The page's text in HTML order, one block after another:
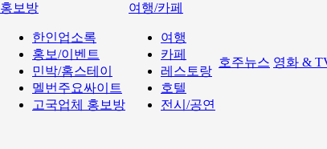
홍보방
한인업소록
홍보/이벤트
민박/홈스테이
멜번주요싸이트
고국업체 홍보방
여행/카페
여행
카페
레스토랑
호텔
전시/공연
호주뉴스 영화 &